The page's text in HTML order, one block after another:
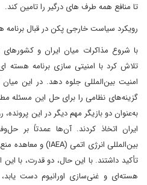
تا منافع همه طرف های درگیر را تامین کند.
رویکرد سیاست خارجی پکن در قبال برنامه
تلاش کرد با امنیتی سازی برنامه هسته
امنیت بین‌المللی جلوه دهد. در این میان
گزینه‌های نظامی را برای حل این مسئله
به‌عنوان دو بازیگر مهم دیگر در این
ایران اتخاذ کردند. آن‌ها عمدتاً بر
تأکید داشتند. با این حال، دو قدرت، با
هسته‌ای و غنی‌سازی اورانیوم دست